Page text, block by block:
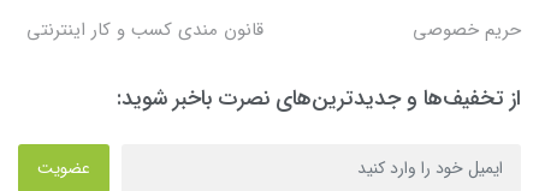
حریم خصوصی
قانون مندی کسب و کار اینترنتی
از تخفیف‌ها و جدیدترین‌های نصرت باخبر شوید:
عضویت